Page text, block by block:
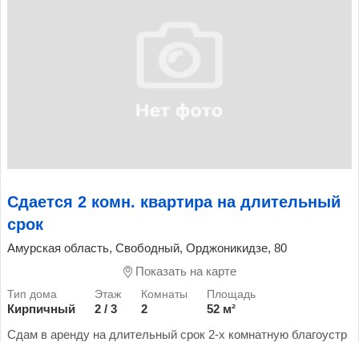
Сдается 2 комн. квартира на длительный
срок
Амурская область, Свободный, Орджоникидзе, 80
Показать на карте
Кирпичный 2 / 3 2
52 м²
Сдам в аренду на длительный срок 2-х комнатную благоустр